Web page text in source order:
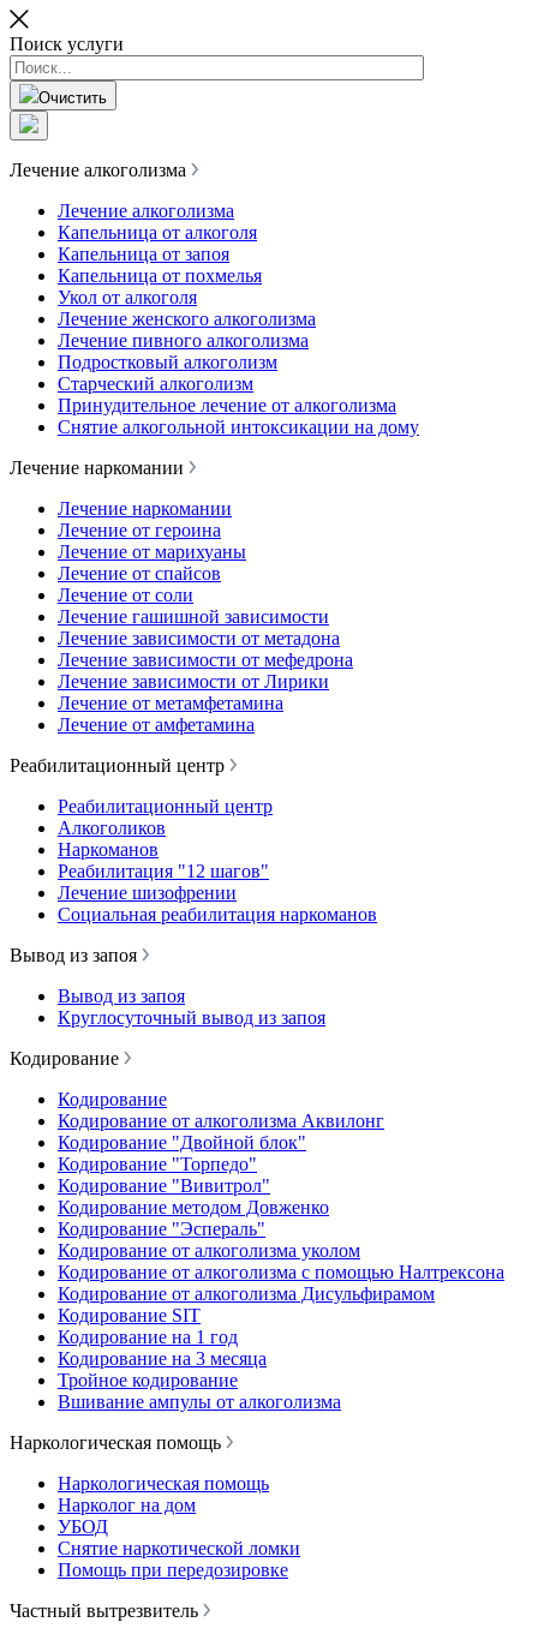
Поиск услуги
Очистить
Лечение алкоголизма
Лечение алкоголизма
Капельница от алкоголя
Капельница от запоя
Капельница от похмелья
Укол от алкоголя
Лечение женского алкоголизма
Лечение пивного алкоголизма
Подростковый алкоголизм
Старческий алкоголизм
Принудительное лечение от алкоголизма
Снятие алкогольной интоксикации на дому
Лечение наркомании
Лечение наркомании
Лечение от героина
Лечение от марихуаны
Лечение от спайсов
Лечение от соли
Лечение гашишной зависимости
Лечение зависимости от метадона
Лечение зависимости от мефедрона
Лечение зависимости от Лирики
Лечение от метамфетамина
Лечение от амфетамина
Реабилитационный центр
Реабилитационный центр
Алкоголиков
Наркоманов
Реабилитация "12 шагов"
Лечение шизофрении
Социальная реабилитация наркоманов
Вывод из запоя
Вывод из запоя
Круглосуточный вывод из запоя
Кодирование
Кодирование
Кодирование от алкоголизма Аквилонг
Кодирование "Двойной блок"
Кодирование "Торпедо"
Кодирование "Вивитрол"
Кодирование методом Довженко
Кодирование "Эспераль"
Кодирование от алкоголизма уколом
Кодирование от алкоголизма с помощью Налтрексона
Кодирование от алкоголизма Дисульфирамом
Кодирование SIT
Кодирование на 1 год
Кодирование на 3 месяца
Тройное кодирование
Вшивание ампулы от алкоголизма
Наркологическая помощь
Наркологическая помощь
Нарколог на дом
УБОД
Снятие наркотической ломки
Помощь при передозировке
Частный вытрезвитель